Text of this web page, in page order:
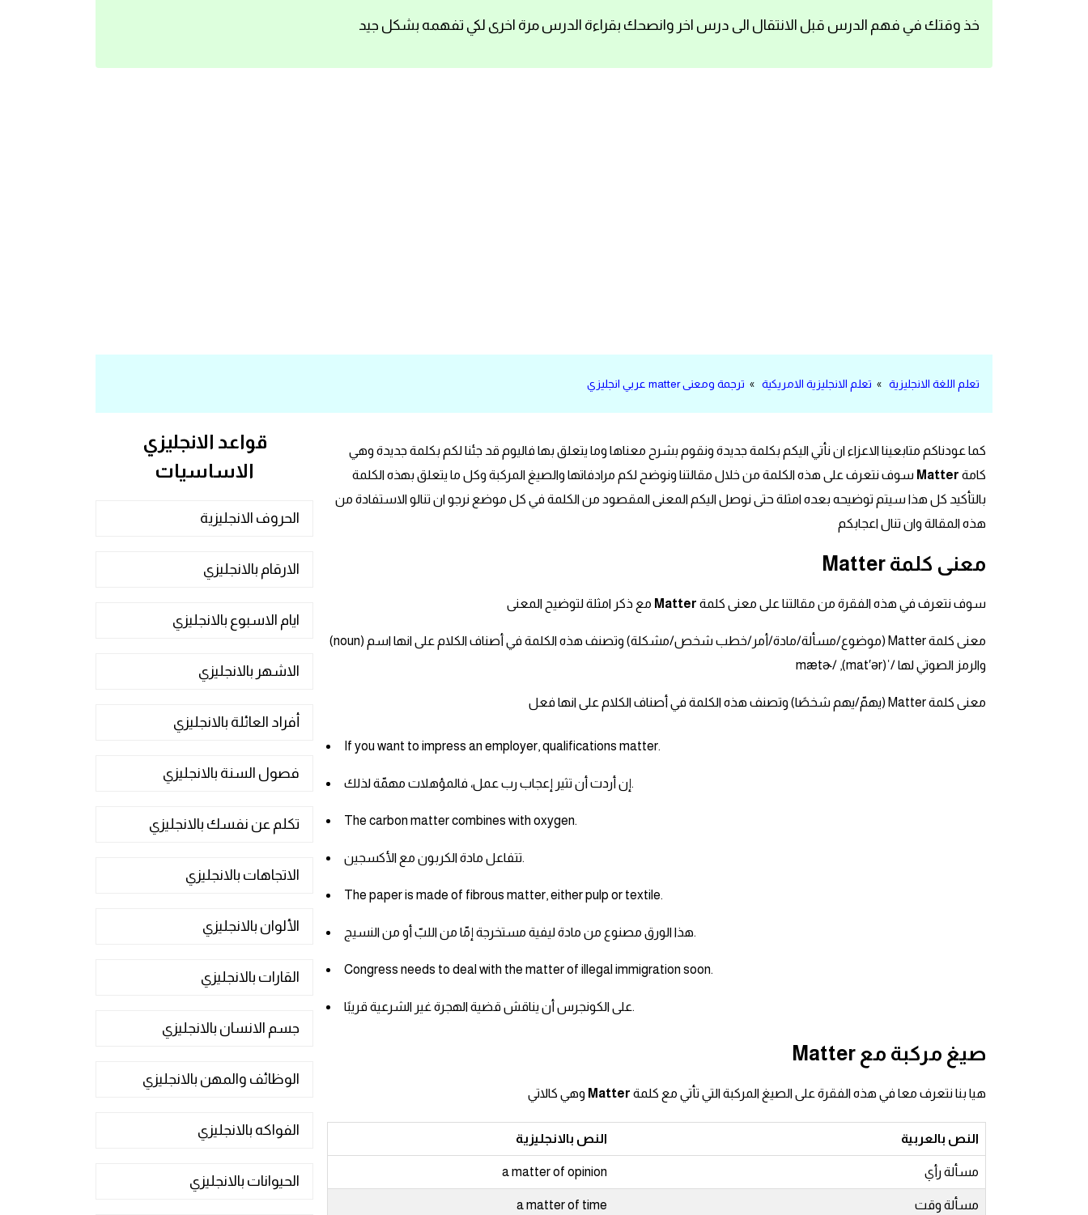
اساسيات اللغة الانجليزية
افعال اللغة الانجليزية القياسية
افعال اللغة الانجليزية الشاذة
اختبار تحديد مستوى اللغة الانجليزية
الاصوات الصحيحة في الانجليزية
قاموس كلمات انجليزية
انجليزي بالصورة والصوت
الانجليزية الامريكية
خذ وقتك في فهم الدرس قبل الانتقال الى درس اخر وانصحك بقراءة الدرس مرة اخرى لكي تفهمه بشكل جيد
تعلم اللغة الانجليزية » تعلم الانجليزية الامريكية » ترجمة ومعنى matter عربي انجليزي
كما عودناكم متابعينا الاعزاء ان نأتي اليكم بكلمة جديدة ونقوم بشرح معناها وما يتعلق بها فاليوم قد جئنا لكم بكلمة جديدة وهي
كامة Matter سوف نتعرف على هذه الكلمة من خلال مقالتنا ونوضح لكم مرادفاتها والصيغ المركبة وكل ما يتعلق بهذه الكلمة
بالتأكيد كل هذا سيتم توضيحه بعده امثلة حتى نوصل اليكم المعنى المقصود من الكلمة في كل موضع نرجو ان تنالو الاستفادة من
هذه المقالة وان تنال اعجابكم
معنى كلمة Matter
سوف نتعرف في هذه الفقرة من مقالتنا على معنى كلمة Matter مع ذكر امثلة لتوضيح المعنى
معنى كلمة Matter (موضوع/مسألة/مادة/أمر/خطب شخص/مشكلة) وتصنف هذه الكلمة في أصناف الكلام على انها اسم (noun)
والرمز الصوتي لها /ˈmætɚ/ ,(mat′ər)
معنى كلمة Matter (يهمّ/يهم شخصًا) وتصنف هذه الكلمة في أصناف الكلام على انها فعل
If you want to impress an employer, qualifications matter.
إن أردت أن تثير إعجاب رب عمل، فالمؤهلات مهمّة لذلك.
The carbon matter combines with oxygen.
تتفاعل مادة الكربون مع الأكسجين.
The paper is made of fibrous matter, either pulp or textile.
هذا الورق مصنوع من مادة ليفية مستخرجة إمّا من اللبّ أو من النسيج.
Congress needs to deal with the matter of illegal immigration soon.
على الكونجرس أن يناقش قضية الهجرة غير الشرعية قريبًا.
صيغ مركبة مع Matter
هيا بنا نتعرف معا في هذه الفقرة على الصيغ المركبة التي تأتي مع كلمة Matter وهي كالاتي
النص بالعربية النص بالانجليزية
مسألة رأي a matter of opinion
مسألة وقت a matter of time
قواعد الانجليزي
الاساسيات
الحروف الانجليزية
الارقام بالانجليزي
ايام الاسبوع بالانجليزي
الاشهر بالانجليزي
أفراد العائلة بالانجليزي
فصول السنة بالانجليزي
تكلم عن نفسك بالانجليزي
الاتجاهات بالانجليزي
الألوان بالانجليزي
القارات بالانجليزي
جسم الانسان بالانجليزي
الوظائف والمهن بالانجليزي
الفواكه بالانجليزي
الحيوانات بالانجليزي